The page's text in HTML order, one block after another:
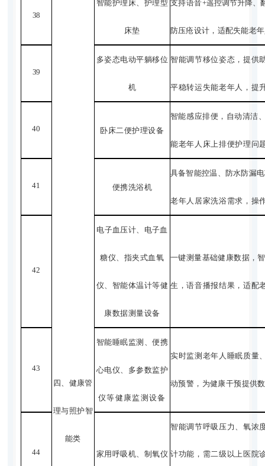
38
四、健康管
理与照护智
能类
智能护理床、护理型
床垫
支持语音+遥控调节升降、
防压疮设计，适配失能老
39
多姿态电动平躺移位
机
智能调节移位姿态，提供
平稳转运失能老年人，提
40 卧床二便护理设备
智能感应排便，自动清洁
能老年人床上排便护理问
41 便携洗浴机
具备智能控温、防水防漏
老年人居家洗浴需求，操
42
电子血压计、电子血
糖仪、指夹式血氧
仪、智能体温计等健
康数据测量设备
一键测量基础健康数据，
生，语音播报结果，适配
43
智能睡眠监测、便携
心电仪、多参数监护
仪等健康监测设备
实时监测老年人睡眠质量
动预警，为健康干预提供
44 家用呼吸机、制氧仪
智能调节呼吸压力、氧浓
计功能，需二级以上医院